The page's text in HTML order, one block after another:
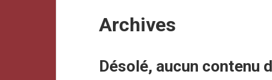
Archives
Désolé, aucun contenu